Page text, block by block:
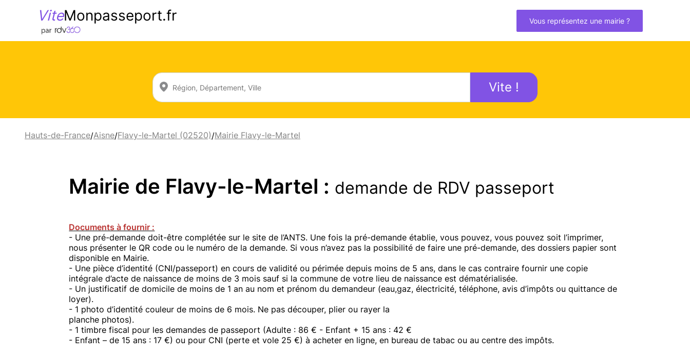
ViteMonpasseport.fr Vous représentez une mairie ?
Vite !
Hauts-de-France/Aisne/Flavy-le-Martel (02520)/Mairie Flavy-le-Martel
Mairie de Flavy-le-Martel : demande de RDV passeport
Documents à fournir :
- Une pré-demande doit-être complétée sur le site de l’ANTS. Une fois la pré-demande établie, vous pouvez, vous pouvez soit l’imprimer,
nous présenter le QR code ou le numéro de la demande. Si vous n’avez pas la possibilité de faire une pré-demande, des dossiers papier sont
disponible en Mairie.
- Une pièce d’identité (CNI/passeport) en cours de validité ou périmée depuis moins de 5 ans, dans le cas contraire fournir une copie
intégrale d’acte de naissance de moins de 3 mois sauf si la commune de votre lieu de naissance est dématérialisée.
- Un justificatif de domicile de moins de 1 an au nom et prénom du demandeur (eau,gaz, électricité, téléphone, avis d’impôts ou quittance de
loyer).
- 1 photo d’identité couleur de moins de 6 mois. Ne pas découper, plier ou rayer la
planche photos).
- 1 timbre fiscal pour les demandes de passeport (Adulte : 86 € - Enfant + 15 ans : 42 €
- Enfant – de 15 ans : 17 €) ou pour CNI (perte et vole 25 €) à acheter en ligne, en bureau de tabac ou au centre des impôts.